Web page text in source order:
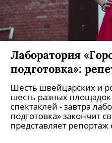
Лаборатория
подготовка»:
Шесть швейцарских и
шесть разных
спектаклей - завтра
подготовка» закончит
представляет